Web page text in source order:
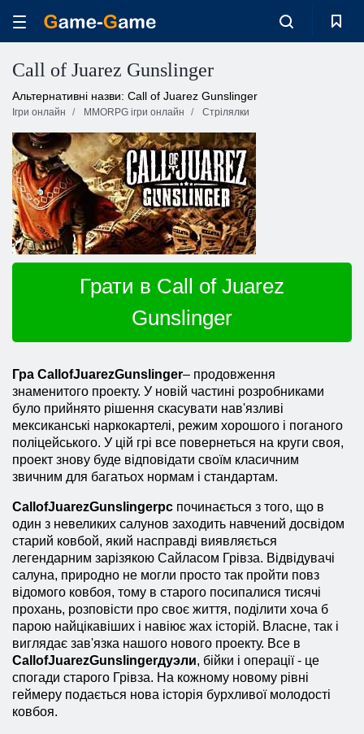
Call of Juarez Gunslinger
Альтернативні назви: Call of Juarez Gunslinger
Ігри онлайн MMORPG ігри онлайн Стрілялки
Грати в Call of Juarez
Gunslinger
Гра Call ofJuarezGunslinger– продовження
знаменитого проекту. У новій частині розробниками
було прийнято рішення скасувати нав'язливі
мексиканські наркокартелі, режим хорошого і поганого
поліцейського. У цій грі все повернеться на круги своя,
проект знову буде відповідати своїм класичним
звичним для багатьох нормам і стандартам.
Call ofJuarezGunslingerрс починається з того, що в
один з невеликих салунов заходить навчений досвідом
старий ковбой, який насправді виявляється
легендарним зарізякою Сайласом Грівза. Відвідувачі
салуна, природно не могли просто так пройти повз
відомого ковбоя, тому в старого посипалися тисячі
прохань, розповісти про своє життя, поділити хоча б
парою найцікавіших і навіює жах історій. Власне, так і
виглядає зав'язка нашого нового проекту. Все в
Call ofJuarezGunslingerдуэли, бійки і операції - це
спогади старого Грівза. На кожному новому рівні
геймеру подається нова історія бурхливої ​​молодості
ковбоя.